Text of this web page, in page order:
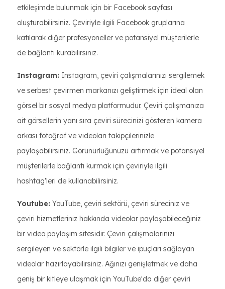
etkileşimde bulunmak için bir Facebook sayfası
oluşturabilirsiniz. Çeviriyle ilgili Facebook gruplarına
katılarak diğer profesyoneller ve potansiyel müşterilerle
de bağlantı kurabilirsiniz.
Instagram: Instagram, çeviri çalışmalarınızı sergilemek
ve serbest çevirmen markanızı geliştirmek için ideal olan
görsel bir sosyal medya platformudur. Çeviri çalışmanıza
ait görsellerin yanı sıra çeviri sürecinizi gösteren kamera
arkası fotoğraf ve videoları takipçilerinizle
paylaşabilirsiniz. Görünürlüğünüzü artırmak ve potansiyel
müşterilerle bağlantı kurmak için çeviriyle ilgili
hashtag'leri de kullanabilirsiniz.
Youtube: YouTube, çeviri sektörü, çeviri süreciniz ve
çeviri hizmetleriniz hakkında videolar paylaşabileceğiniz
bir video paylaşım sitesidir. Çeviri çalışmalarınızı
sergileyen ve sektörle ilgili bilgiler ve ipuçları sağlayan
videolar hazırlayabilirsiniz. Ağınızı genişletmek ve daha
geniş bir kitleye ulaşmak için YouTube'da diğer çeviri